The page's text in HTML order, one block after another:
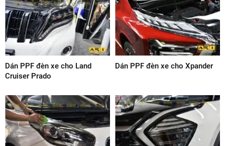
Dán PPF đèn xe cho Land
Cruiser Prado
Dán PPF đèn xe cho Xpander